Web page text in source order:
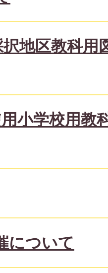
地区教科用
小学校用教
について